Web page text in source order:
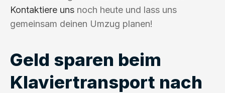
Kontaktiere uns noch heute und lass uns
gemeinsam deinen Umzug planen!
Geld sparen beim
Klaviertransport nach